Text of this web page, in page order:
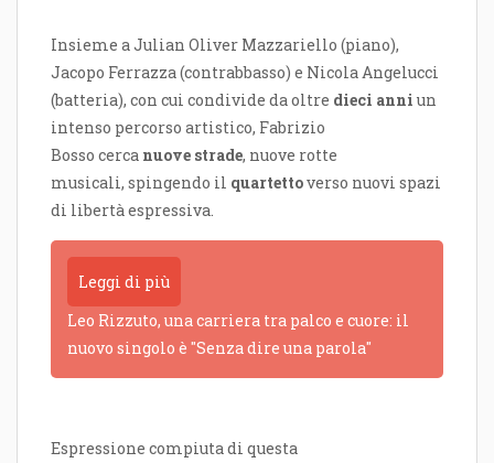
Insieme a Julian Oliver Mazzariello (piano),
Jacopo Ferrazza (contrabbasso) e Nicola Angelucci
(batteria), con cui condivide da oltre dieci anni un
intenso percorso artistico, Fabrizio
Bosso cerca nuove strade, nuove rotte
musicali, spingendo il quartettoverso nuovi spazi
di libertà espressiva.
Leggi di più
Leo Rizzuto, una carriera tra palco e cuore: il
nuovo singolo è "Senza dire una parola"
Espressione compiuta di questa